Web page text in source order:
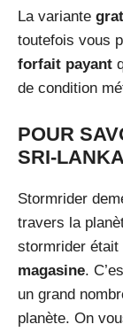
La variante
toutefois vous
forfait payant
de condition
POUR
SRI-
Stormrider
travers la
stormrider
magasine.
un grand
planète. On